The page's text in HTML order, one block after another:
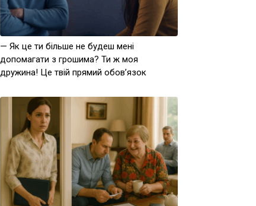
— Як це ти більше не будеш мені
допомагати з грошима? Ти ж моя
дружина! Це твій прямий обов’язок